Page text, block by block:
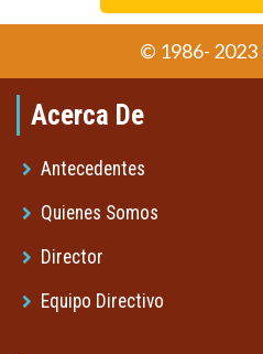
© 1986-
Acerca De
Antecedentes
Quienes Somos
Director
Equipo Directivo